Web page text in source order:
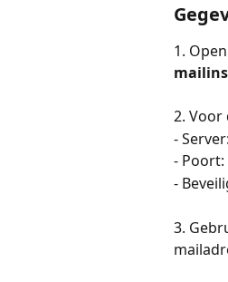
1.
2. Voor
-
- Poort:
-
3.